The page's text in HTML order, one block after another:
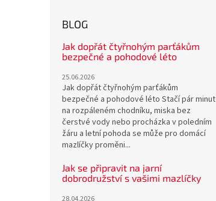
BLOG
Jak dopřát čtyřnohým parťákům
bezpečné a pohodové léto
25.06.2026
Jak dopřát čtyřnohým parťákům
bezpečné a pohodové léto Stačí pár minut
na rozpáleném chodníku, miska bez
čerstvé vody nebo procházka v poledním
žáru a letní pohoda se může pro domácí
mazlíčky proměni...
Jak se připravit na jarní
dobrodružství s vašimi mazlíčky